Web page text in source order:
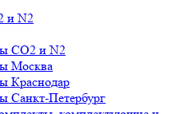
и N2
СО2 и N2
Москва
Краснодар
Санкт-Петербург